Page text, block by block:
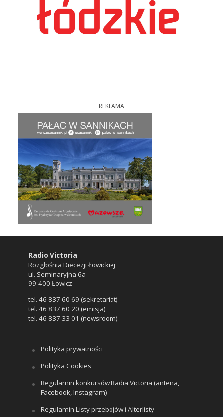
REKLAMA
Radio Victoria
Rozgłośnia Diecezji Łowickiej
ul. Seminaryjna 6a
99-400 Łowicz
tel. 46 837 60 69 (sekretariat)
tel. 46 837 60 20 (emisja)
tel. 46 837 33 01 (newsroom)
Polityka prywatności
Polityka Cookies
Regulamin konkursów Radia Victoria (antena,
Facebook, Instagram)
Regulamin Listy przebojów i Alterlisty